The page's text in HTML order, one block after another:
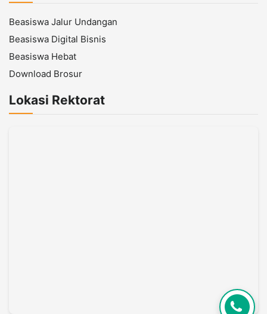
Beasiswa Jalur Undangan
Beasiswa Digital Bisnis
Beasiswa Hebat
Download Brosur
Lokasi Rektorat